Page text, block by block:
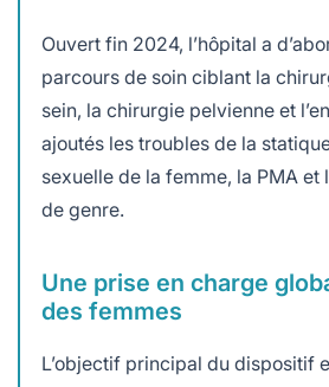
Ouvert fin 2024, l’hôpital a
parcours de soin ciblant la
sein, la chirurgie pelvienne et
ajoutés les troubles de la
sexuelle de la femme, la PMA
de genre.
Une prise en charge
des femmes
L’objectif principal du dispositif